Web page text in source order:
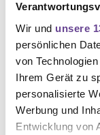
Wir und unsere
persönlichen
von
Ihrem Gerät zu
personalisierte
Werbung und
Entwicklung von
sind zum
Haut
Oxaliplatin
Dieses
Dickdarmkrebs,